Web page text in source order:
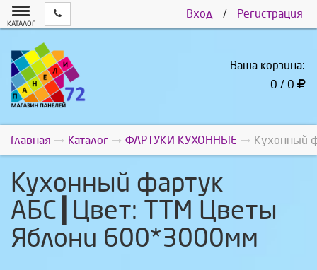
Вход / Регистрация
КАТАЛОГ
Ваша корзина:
0 / 0
Главная Каталог ФАРТУКИ КУХОННЫЕ Кухонный
Кухонный фартук
АБС┃Цвет: ТТМ Цветы
Яблони 600*3000мм